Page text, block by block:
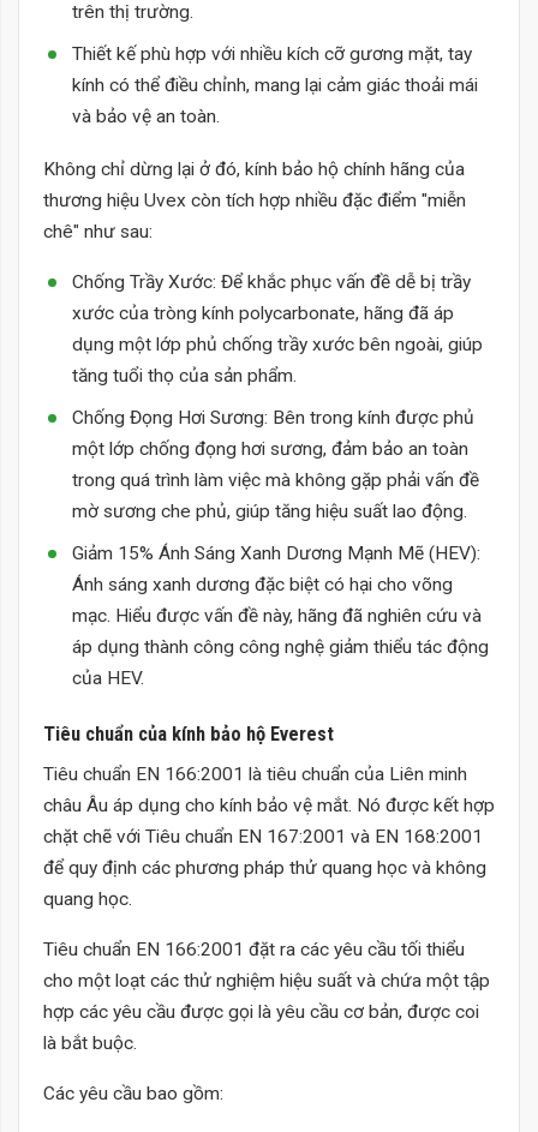
trên thị trường.
Thiết kế phù hợp với nhiều kích cỡ gương mặt, tay
kính có thể điều chỉnh, mang lại cảm giác thoải mái
và bảo vệ an toàn.
Không chỉ dừng lại ở đó, kính bảo hộ chính hãng của
thương hiệu Uvex còn tích hợp nhiều đặc điểm "miễn
chê" như sau:
Chống Trầy Xước: Để khắc phục vấn đề dễ bị trầy
xước của tròng kính polycarbonate, hãng đã áp
dụng một lớp phủ chống trầy xước bên ngoài, giúp
tăng tuổi thọ của sản phẩm.
Chống Đọng Hơi Sương: Bên trong kính được phủ
một lớp chống đọng hơi sương, đảm bảo an toàn
trong quá trình làm việc mà không gặp phải vấn đề
mờ sương che phủ, giúp tăng hiệu suất lao động.
Giảm 15% Ánh Sáng Xanh Dương Mạnh Mẽ (HEV):
Ánh sáng xanh dương đặc biệt có hại cho võng
mạc. Hiểu được vấn đề này, hãng đã nghiên cứu và
áp dụng thành công công nghệ giảm thiểu tác động
của HEV.
Tiêu chuẩn của kính bảo hộ Everest
Tiêu chuẩn EN 166:2001 là tiêu chuẩn của Liên minh
châu Âu áp dụng cho kính bảo vệ mắt. Nó được kết hợp
chặt chẽ với Tiêu chuẩn EN 167:2001 và EN 168:2001
để quy định các phương pháp thử quang học và không
quang học.
Tiêu chuẩn EN 166:2001 đặt ra các yêu cầu tối thiểu
cho một loạt các thử nghiệm hiệu suất và chứa một tập
hợp các yêu cầu được gọi là yêu cầu cơ bản, được coi
là bắt buộc.
Các yêu cầu bao gồm: